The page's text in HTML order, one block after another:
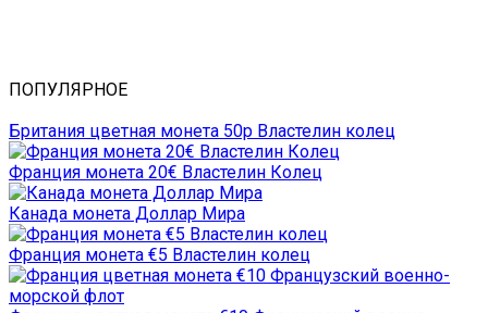
ПОПУЛЯРНОЕ
Британия цветная монета 50p Властелин колец
Франция монета 20€ Властелин Колец
Канада монета Доллар Мира
Франция монета €5 Властелин колец